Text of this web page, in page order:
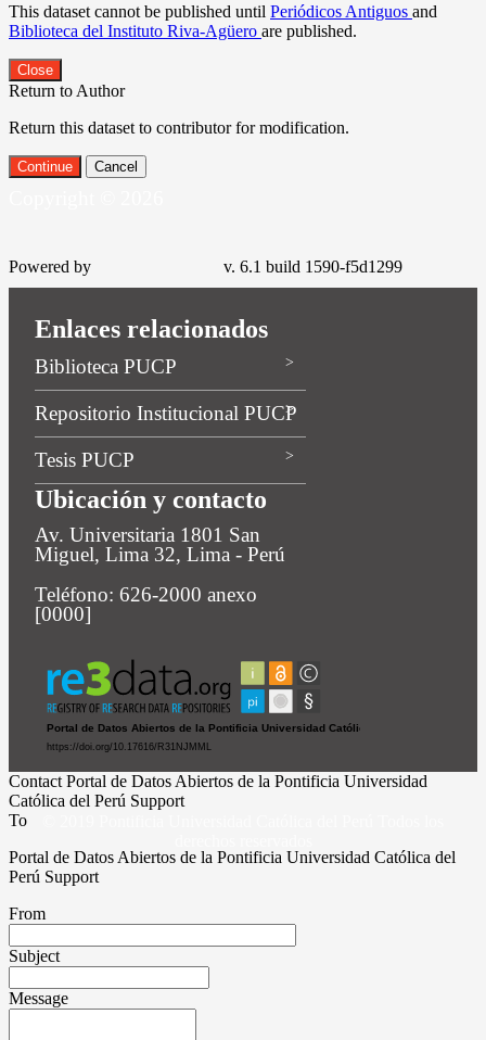
This dataset cannot be published until Periódicos Antiguos and
Biblioteca del Instituto Riva-Agüero are published.
Close
Return to Author
Return this dataset to contributor for modification.
Continue Cancel
Powered by v. 6.1 build 1590-f5d1299
Enlaces relacionados
Biblioteca PUCP
Repositorio Institucional PUCP
Tesis PUCP
Ubicación y contacto
Av. Universitaria 1801 San
Miguel, Lima 32, Lima - Perú
Teléfono: 626-2000 anexo
[0000]
Contact Portal de Datos Abiertos de la Pontificia Universidad
Católica del Perú Support
To
Portal de Datos Abiertos de la Pontificia Universidad Católica del
Perú Support
From
Subject
Message